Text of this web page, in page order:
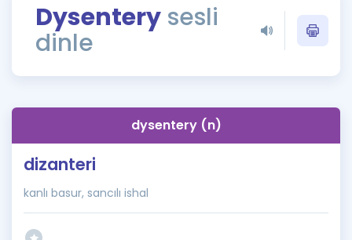
Rehberlik Aracı
ÖSYM Sınav Takvimi
İngilizce Gramer
Dysentery sesli
dinle
dysentery (n)
dizanteri
kanlı basur, sancılı ishal